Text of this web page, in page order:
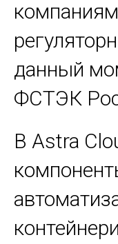
данный
ФСТЭК
В Astra